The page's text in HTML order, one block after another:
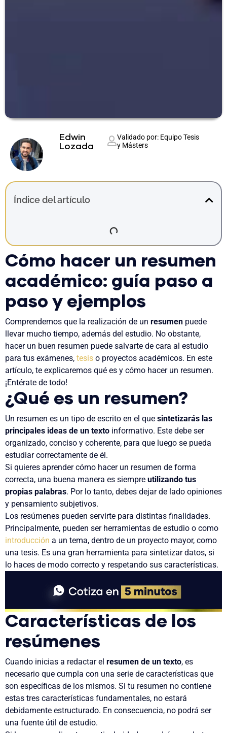
Edwin
Lozada
Validado por: Equipo Tesis
y Másters
Índice del artículo
Cómo hacer un resumen
académico: guía paso a
paso y ejemplos
Comprendemos que la realización de un resumen puede
llevar mucho tiempo, además del estudio. No obstante,
hacer un buen resumen puede salvarte de cara al estudio
para tus exámenes, tesis o proyectos académicos. En este
artículo, te explicaremos qué es y cómo hacer un resumen.
¡Entérate de todo!
¿Qué es un resumen?
Un resumen es un tipo de escrito en el que sintetizarás las
principales ideas de un texto informativo. Este debe ser
organizado, conciso y coherente, para que luego se pueda
estudiar correctamente de él.
Si quieres aprender cómo hacer un resumen de forma
correcta, una buena manera es siempre utilizando tus
propias palabras. Por lo tanto, debes dejar de lado opiniones
y pensamiento subjetivos.
Los resúmenes pueden servirte para distintas finalidades.
Principalmente, pueden ser herramientas de estudio o como
introducción a un tema, dentro de un proyecto mayor, como
una tesis. Es una gran herramienta para sintetizar datos, si
lo haces de modo correcto y respetando sus características.
Características de los
resúmenes
Cuando inicias a redactar el resumen de un texto, es
necesario que cumpla con una serie de características que
son específicas de los mismos. Si tu resumen no contiene
estas tres características fundamentales, no estará
debidamente estructurado. En consecuencia, no podrá ser
una fuente útil de estudio.